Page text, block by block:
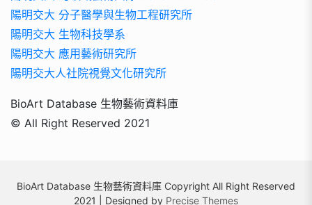
陽明交大 分子醫學與生物工程研究所
陽明交大 生物科技學系
陽明交大 應用藝術研究所
陽明交大人社院視覺文化研究所
BioArt Database 生物藝術資料庫
© All Right Reserved 2021
BioArt Database 生物藝術資料庫 Copyright All Right Reserved
2021 | Designed by Precise Themes